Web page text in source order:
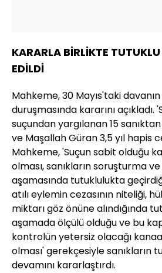
KARARLA BİRLİKTE
EDİLDİ
Mahkeme, 30 Mayıs'taki
duruşmasında kararını açıkladı.
suçundan yargılanan 15
ve Maşallah Güran 3,5 yıl hapis
Mahkeme, 'Suçun sabit olduğu
olması, sanıkların soruşturma
aşamasında tutuklulukta
atılı eylemin cezasının niteliği,
miktarı göz önüne alındığında
aşamada ölçülü olduğu ve bu
kontrolün yetersiz olacağı
olması' gerekçesiyle sanıkların
devamını kararlaştırdı.